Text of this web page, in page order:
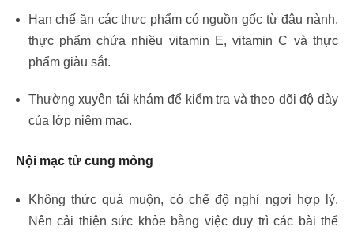
Hạn chế ăn các thực phẩm có nguồn gốc từ đậu nành,
thực phẩm chứa nhiều vitamin E, vitamin C và thực
phẩm giàu sắt.
Thường xuyên tái khám để kiểm tra và theo dõi độ dày
của lớp niêm mạc.
Nội mạc tử cung mỏng
Không thức quá muộn, có chế độ nghỉ ngơi hợp lý.
Nên cải thiện sức khỏe bằng việc duy trì các bài thể